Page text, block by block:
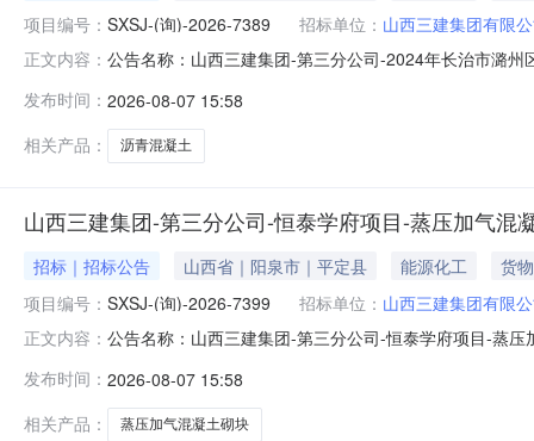
项目编号： SXSJ-(询)-2026-7389 招标单位： 山西三建集团有限
正文内容： 公告名称：山西三建集团-第三分公司-2024年长治市潞
施工项目（A)沥青混凝土等材料物资采购采购公告采购
发布时间： 2026-08-07 15:58
相关产品：
沥青混凝土
山西三建集团-第三分公司-恒泰学府项目-蒸压加气混
招标｜招标公告 山西省｜阳泉市｜平定县 能源化工
货物
项目编号： SXSJ-(询)-2026-7399 招标单位： 山西三建集团有限
正文内容： 公告名称：山西三建集团-第三分公司-恒泰学府项目-蒸
山西三建集团-第三分公司-恒泰学府项目-蒸压加气混凝
发布时间： 2026-08-07 15:58
相关产品：
蒸压加气混凝土砌块